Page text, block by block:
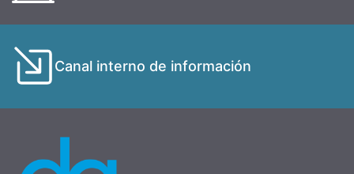
Canal interno de información